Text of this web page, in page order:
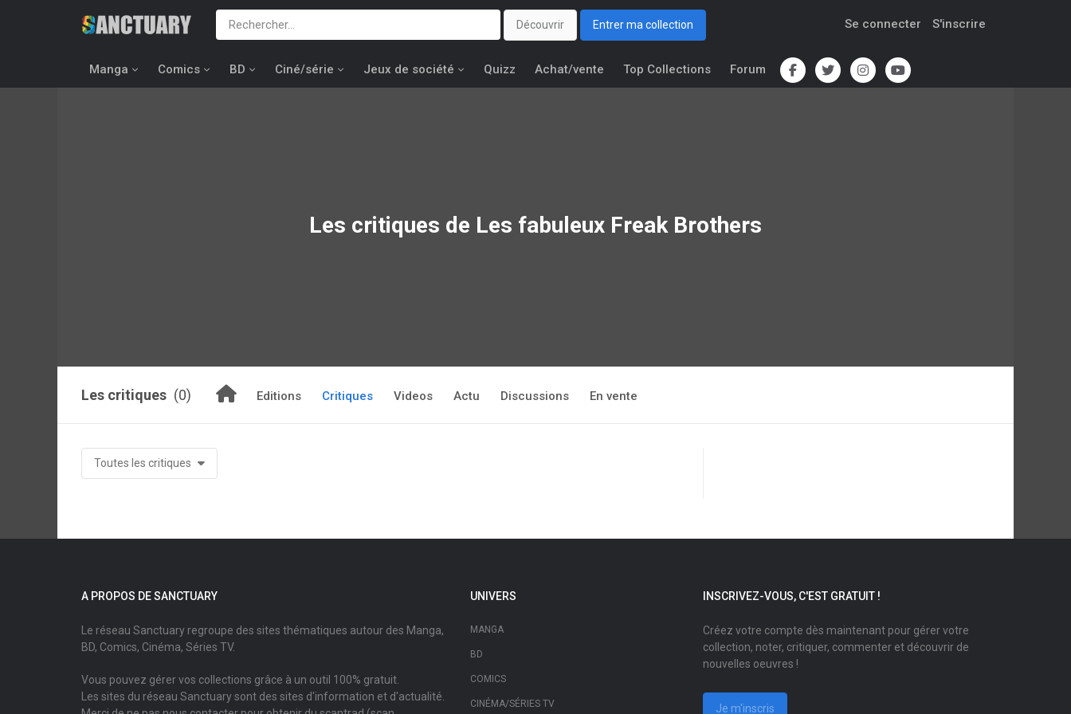
Découvrir Entrer ma collection Se connecter S'inscrire
Manga Comics BD Ciné/série Jeux de société Quizz Achat/vente Top Collections Forum
Les critiques de Les fabuleux Freak Brothers
Les critiques (0) Editions Critiques Videos Actu Discussions En vente
Toutes les critiques
A PROPOS DE SANCTUARY
Le réseau Sanctuary regroupe des sites thématiques autour des Manga,
BD, Comics, Cinéma, Séries TV.
Vous pouvez gérer vos collections grâce à un outil 100% gratuit.
Les sites du réseau Sanctuary sont des sites d'information et d'actualité.
UNIVERS
MANGA
BD
COMICS
CINÉMA/SÉRIES TV
INSCRIVEZ-VOUS, C'EST GRATUIT !
Créez votre compte dès maintenant pour gérer votre
collection, noter, critiquer, commenter et découvrir de
nouvelles oeuvres !
Je m'inscris